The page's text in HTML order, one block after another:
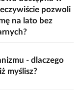
pozwoli
na lato bez
- dlaczego
myślisz?